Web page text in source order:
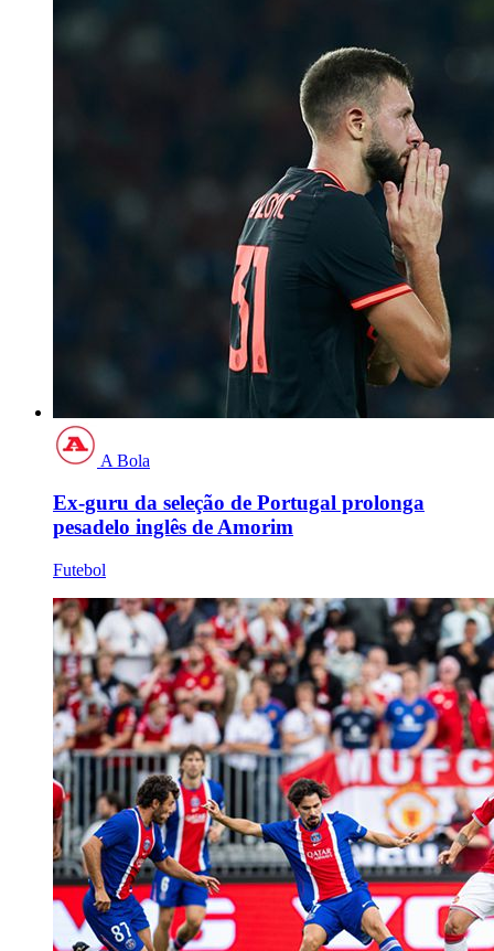
A Bola
Ex-guru da seleção de Portugal prolonga
pesadelo inglês de Amorim
Futebol